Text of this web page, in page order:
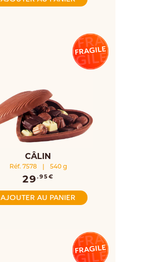
CÂLIN
Réf. 7578 540 g
29 .95€
AJOUTER AU PANIER